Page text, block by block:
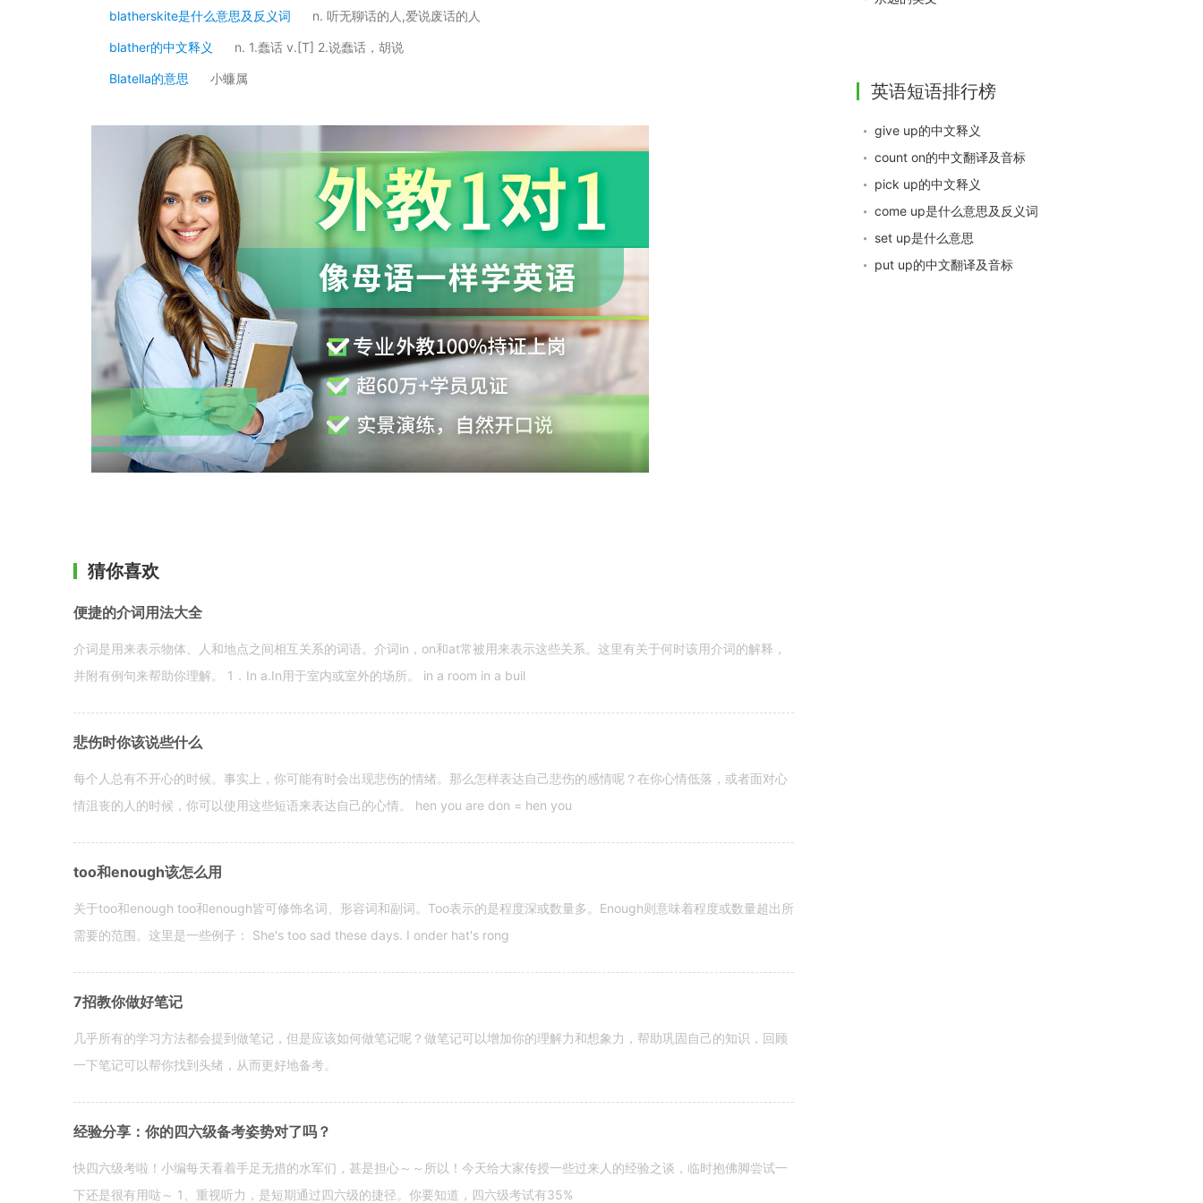
blatherskite是什么意思及反义词 n. 听无聊话的人,爱说废话的人
blather的中文释义 n. 1.蠢话 v.[T] 2.说蠢话，胡说
Blatella的意思 小蠊属
猜你喜欢
便捷的介词用法大全
介词是用来表示物体、人和地点之间相互关系的词语。介词in，on和at常被用来表示这些关系。这里有关于何时该用介词的解释，
并附有例句来帮助你理解。 1．In a.In用于室内或室外的场所。 in a room in a buil
悲伤时你该说些什么
每个人总有不开心的时候。事实上，你可能有时会出现悲伤的情绪。那么怎样表达自己悲伤的感情呢？在你心情低落，或者面对心
情沮丧的人的时候，你可以使用这些短语来表达自己的心情。 hen you are don = hen you
too和enough该怎么用
关于too和enough too和enough皆可修饰名词、形容词和副词。Too表示的是程度深或数量多。Enough则意味着程度或数量超出所
需要的范围。这里是一些例子： She's too sad these days. I onder hat's rong
7招教你做好笔记
几乎所有的学习方法都会提到做笔记，但是应该如何做笔记呢？做笔记可以增加你的理解力和想象力，帮助巩固自己的知识，回顾
一下笔记可以帮你找到头绪，从而更好地备考。
经验分享：你的四六级备考姿势对了吗？
快四六级考啦！小编每天看着手足无措的水军们，甚是担心～～所以！今天给大家传授一些过来人的经验之谈，临时抱佛脚尝试一
下还是很有用哒～ 1、重视听力，是短期通过四六级的捷径。你要知道，四六级考试有35%
英语短语排行榜
give up的中文释义
count on的中文翻译及音标
pick up的中文释义
come up是什么意思及反义词
set up是什么意思
put up的中文翻译及音标